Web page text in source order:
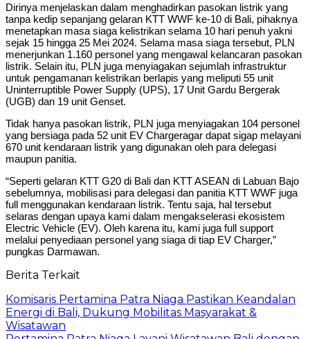
Dirinya menjelaskan dalam menghadirkan pasokan listrik yang
tanpa kedip sepanjang gelaran KTT WWF ke-10 di Bali, pihaknya
menetapkan masa siaga kelistrikan selama 10 hari penuh yakni
sejak 15 hingga 25 Mei 2024. Selama masa siaga tersebut, PLN
menerjunkan 1.160 personel yang mengawal kelancaran pasokan
listrik. Selain itu, PLN juga menyiagakan sejumlah infrastruktur
untuk pengamanan kelistrikan berlapis yang meliputi 55 unit
Uninterruptible Power Supply (UPS), 17 Unit Gardu Bergerak
(UGB) dan 19 unit Genset.
Tidak hanya pasokan listrik, PLN juga menyiagakan 104 personel
yang bersiaga pada 52 unit EV Chargeragar dapat sigap melayani
670 unit kendaraan listrik yang digunakan oleh para delegasi
maupun panitia.
“Seperti gelaran KTT G20 di Bali dan KTT ASEAN di Labuan Bajo
sebelumnya, mobilisasi para delegasi dan panitia KTT WWF juga
full menggunakan kendaraan listrik. Tentu saja, hal tersebut
selaras dengan upaya kami dalam mengakselerasi ekosistem
Electric Vehicle (EV). Oleh karena itu, kami juga full support
melalui penyediaan personel yang siaga di tiap EV Charger,”
pungkas Darmawan.
Berita Terkait
Komisaris Pertamina Patra Niaga Pastikan Keandalan
Energi di Bali, Dukung Mobilitas Masyarakat &
Wisatawan